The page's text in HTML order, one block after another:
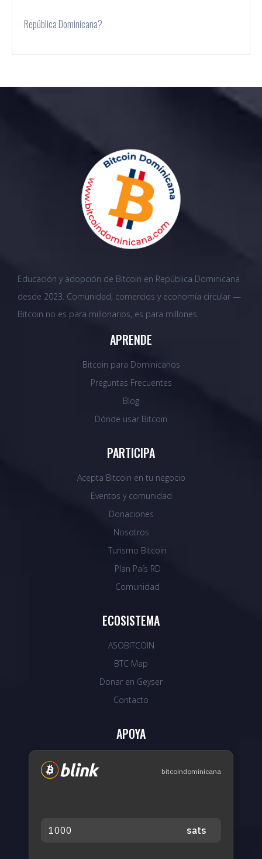
República Dominicana?
Educación y adopción de Bitcoin en República Dominicana
desde 2023. Comunidad, comercios y economía circular —
Bitcoin no es para millonarios, es para millones.
APRENDE
Bitcoin para Dominicanos
Preguntas Frecuentes
Blog
Dónde usar Bitcoin
PARTICIPA
Acepta Bitcoin en tu negocio
Eventos y comunidad
Donaciones
Nosotros
Turismo Bitcoin
Plan País RD
Comunidad
ECOSISTEMA
ASOBITCOIN
BTC Map
Donar en Geyser
Contacto
APOYA
bitcoindominicana